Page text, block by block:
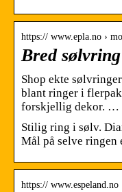
https:// www.epla.no ›
Bred
Shop ekte
blant ringer i
forskjellig dekor. …
Stilig ring i sølv.
Mål på selve ringen
https:// www.espeland.no